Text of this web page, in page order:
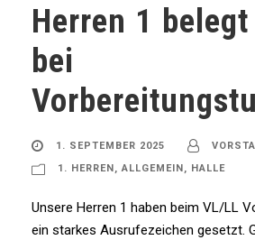
Herren 1
bei
1. SEPTEMBER 2025
1. HERREN, ALLGEMEIN, HALLE
Unsere Herren 1 haben beim VL/LL
ein starkes Ausrufezeichen gesetzt.